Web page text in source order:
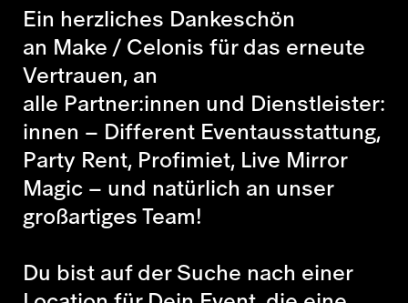
Ein herzliches Dankeschön
an Make / Celonis für das erneute
Vertrauen, an
alle Partner:innen und Dienstleister:
innen – Different Eventausstattung,
Party Rent, Profimiet, Live Mirror
Magic – und natürlich an unser
großartiges Team!
Du bist auf der Suche nach einer